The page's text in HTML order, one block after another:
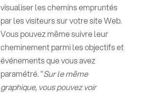
visualiser les chemins empruntés
par les visiteurs sur votre site Web.
Vous pouvez même suivre leur
cheminement parmi les objectifs et
événements que vous avez
paramétré. "Sur le même
graphique, vous pouvez voir